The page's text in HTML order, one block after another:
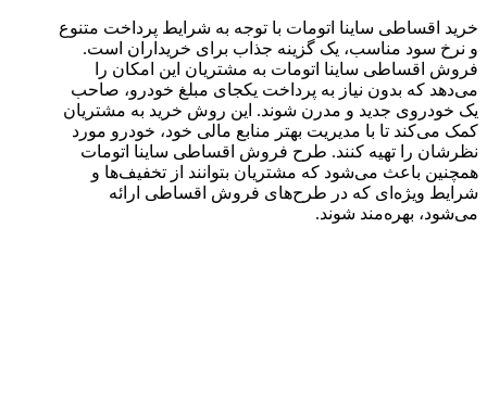
خرید اقساطی ساینا اتومات با توجه به شرایط پرداخت متنوع
و نرخ سود مناسب، یک گزینه جذاب برای خریداران است.
فروش اقساطی ساینا اتومات به مشتریان این امکان را
می‌دهد که بدون نیاز به پرداخت یکجای مبلغ خودرو، صاحب
یک خودروی جدید و مدرن شوند. این روش خرید به مشتریان
کمک می‌کند تا با مدیریت بهتر منابع مالی خود، خودرو مورد
نظرشان را تهیه کنند. طرح فروش اقساطی ساینا اتومات
همچنین باعث می‌شود که مشتریان بتوانند از تخفیف‌ها و
شرایط ویژه‌ای که در طرح‌های فروش اقساطی ارائه
می‌شود، بهره‌مند شوند.